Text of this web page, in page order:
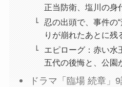
正当防衛、塩川の身
忍の出頭で、事件
りが崩れたあとに残
エピローグ：赤い
五代の後悔と、公園
ドラマ「臨場 続章」